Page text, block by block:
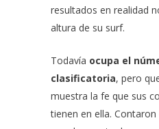
resultados en realidad
altura de su surf.
Todavía ocupa el
clasificatoria, pero
muestra la fe que sus
tienen en ella. Contaron